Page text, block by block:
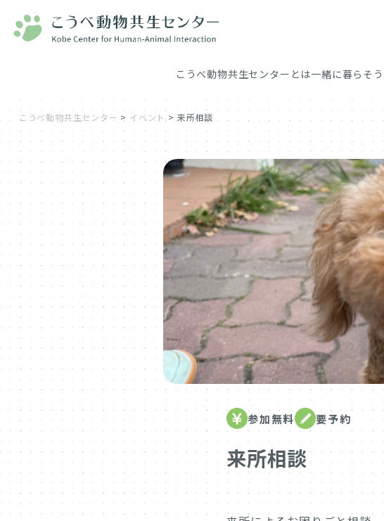
こうべ動物共生センターとは一緒に暮らそう
こうべ動物共生センター > イベント > 来所相談
参加無料 要予約
来所相談